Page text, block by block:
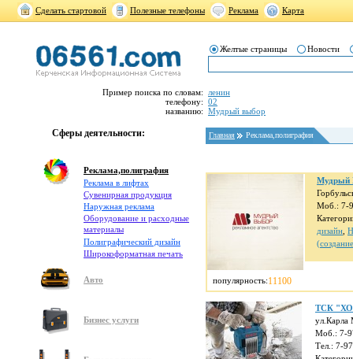
Сделать стартовой Полезные телефоны Реклама Карта
Желтые страницы Новости
Пример поиска по словам:
телефону:
названию:
ленин
02
Мудрый выбор
Сферы деятельности:
Реклама,полиграфия
Реклама в лифтах
Cувенирная продукция
Наружная реклама
Оборудование и расходные
материалы
Полиграфический дизайн
Широкоформатная печать
Авто
Бизнес услуги
Главная Реклама,полиграфия
популярность:11100
Мудрый
Моб.: 7-
дизайн
ТСК
ул.Карла
Моб.: 7-
Тел.: 7-